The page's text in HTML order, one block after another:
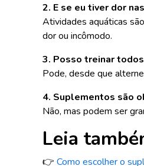
2. E se eu tiver dor
Atividades aquáticas
dor ou incômodo.
3. Posso treinar
Pode, desde que
4. Suplementos são
Não, mas podem ser
Leia
👉 Como escolher o